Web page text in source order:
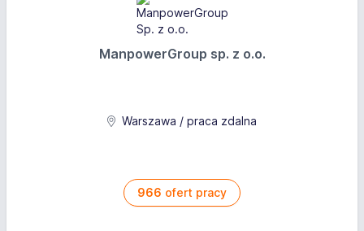
ManpowerGroup sp. z o.o.
Warszawa / praca zdalna
966 ofert pracy